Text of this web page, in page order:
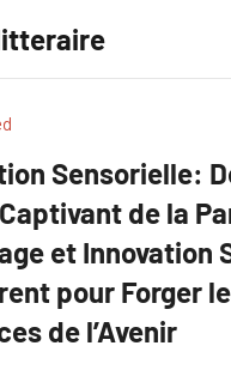
Sensorielle:
de la
et Innovation
pour Forger
de l’Avenir